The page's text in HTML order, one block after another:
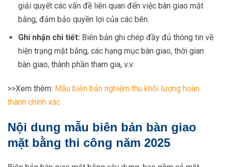
giải quyết các vấn đề liên quan đến việc bàn giao mặt
bằng, đảm bảo quyền lợi của các bên.
Ghi nhận chi tiết: Biên bản ghi chép đầy đủ thông tin về
hiện trạng mặt bằng, các hạng mục bàn giao, thời gian
bàn giao, thành phần tham gia, v.v.
>>Xem thêm: Mẫu biên bản nghiệm thu khối lượng hoàn
thành chính xác
Nội dung mẫu biên bản bàn giao
mặt bằng thi công năm 2025